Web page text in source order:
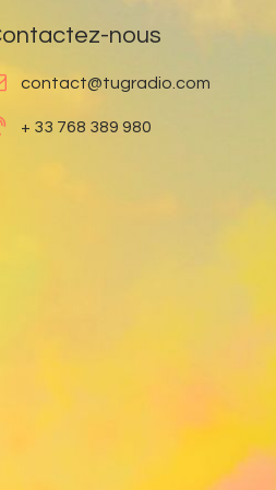
nous
contact@tugradio.com
+ 33 768 389 980